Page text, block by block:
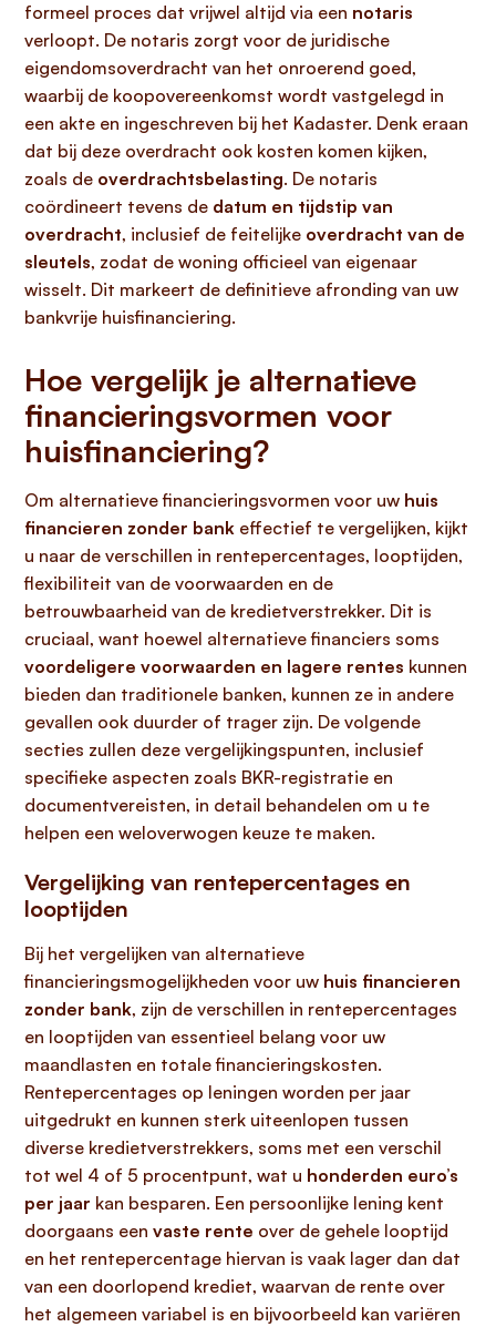
formeel proces dat vrijwel altijd via een notaris
verloopt. De notaris zorgt voor de juridische
eigendomsoverdracht van het onroerend goed,
waarbij de koopovereenkomst wordt vastgelegd in
een akte en ingeschreven bij het Kadaster. Denk eraan
dat bij deze overdracht ook kosten komen kijken,
zoals de overdrachtsbelasting. De notaris
coördineert tevens de datum en tijdstip van
overdracht, inclusief de feitelijke overdracht van de
sleutels, zodat de woning officieel van eigenaar
wisselt. Dit markeert de definitieve afronding van uw
bankvrije huisfinanciering.
Hoe vergelijk je alternatieve
financieringsvormen voor
huisfinanciering?
Om alternatieve financieringsvormen voor uw huis
financieren zonder bank effectief te vergelijken, kijkt
u naar de verschillen in rentepercentages, looptijden,
flexibiliteit van de voorwaarden en de
betrouwbaarheid van de kredietverstrekker. Dit is
cruciaal, want hoewel alternatieve financiers soms
voordeligere voorwaarden en lagere rentes kunnen
bieden dan traditionele banken, kunnen ze in andere
gevallen ook duurder of trager zijn. De volgende
secties zullen deze vergelijkingspunten, inclusief
specifieke aspecten zoals BKR-registratie en
documentvereisten, in detail behandelen om u te
helpen een weloverwogen keuze te maken.
Vergelijking van rentepercentages en
looptijden
Bij het vergelijken van alternatieve
financieringsmogelijkheden voor uw huis financieren
zonder bank, zijn de verschillen in rentepercentages
en looptijden van essentieel belang voor uw
maandlasten en totale financieringskosten.
Rentepercentages op leningen worden per jaar
uitgedrukt en kunnen sterk uiteenlopen tussen
diverse kredietverstrekkers, soms met een verschil
tot wel 4 of 5 procentpunt, wat u honderden euro’s
per jaar kan besparen. Een persoonlijke lening kent
doorgaans een vaste rente over de gehele looptijd
en het rentepercentage hiervan is vaak lager dan dat
van een doorlopend krediet, waarvan de rente over
het algemeen variabel is en bijvoorbeeld kan variëren